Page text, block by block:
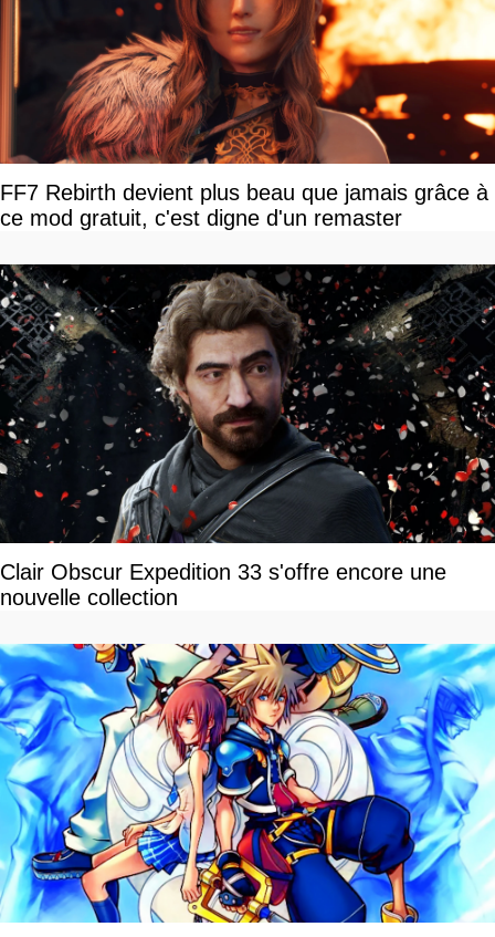
FF7 Rebirth devient plus beau que jamais grâce à
ce mod gratuit, c'est digne d'un remaster
Clair Obscur Expedition 33 s'offre encore une
nouvelle collection